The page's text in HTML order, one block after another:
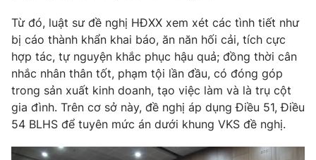
Từ đó, luật sư đề nghị HĐXX xem xét các tình tiết như
bị cáo thành khẩn khai báo, ăn năn hối cải, tích cực
hợp tác, tự nguyện khắc phục hậu quả; đồng thời cân
nhắc nhân thân tốt, phạm tội lần đầu, có đóng góp
trong sản xuất kinh doanh, tạo việc làm và là trụ cột
gia đình. Trên cơ sở này, đề nghị áp dụng Điều 51, Điều
54 BLHS để tuyên mức án dưới khung VKS đề nghị.